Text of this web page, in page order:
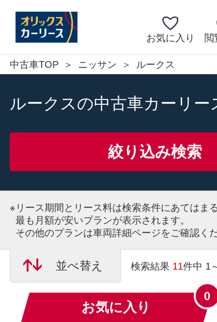
お気に入り 閲
中古車TOP ニッサン ルークス
ルークスの中古車カーリー
絞り込み検索
※ リース期間とリース料は検索条件にあてはま
最も月額が安いプランが表示されます。
その他のプランは車両詳細ページをご確認く
並べ替え 検索結果 11件中 1
お気に入り
0